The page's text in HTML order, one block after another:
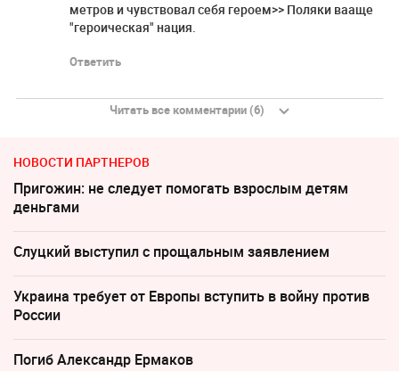
метров и чувствовал себя героем>> Поляки вааще
"героическая" нация.
Ответить
Читать все комментарии (6)
НОВОСТИ ПАРТНЕРОВ
Пригожин: не следует помогать взрослым детям
деньгами
Слуцкий выступил с прощальным заявлением
Украина требует от Европы вступить в войну против
России
Погиб Александр Ермаков